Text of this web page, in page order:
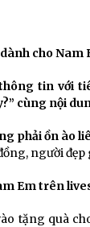
cho
tin với
cùng nội
phải ồn ào
người
Em trên
tặng quà